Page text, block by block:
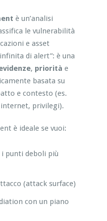
è un’analisi
le vulnerabilità
e asset
di alert”: è una
, priorità e
basata su
e contesto (es.
privilegi).
è ideale se vuoi:
punti deboli più
(attack surface)
con un piano